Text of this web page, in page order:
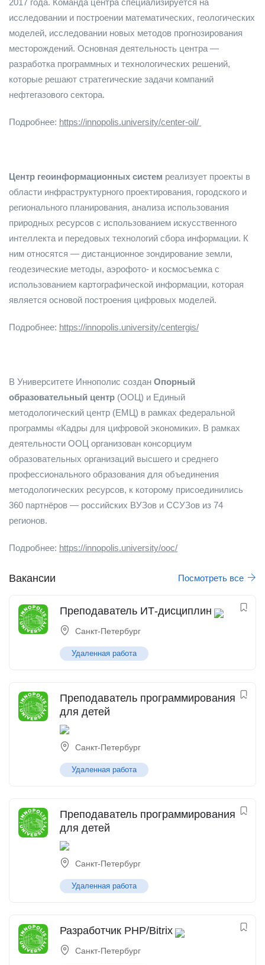
2017 года. Команда центра специализируется на
исследовании и построении математических, геологических
моделей, исследовании новых методов прогнозирования
месторождений. Основная деятельность центра —
разработка программных и технологических решений,
которые решают стратегические задачи компаний
нефтегазового сектора.
Подробнее: https://innopolis.university/center-oil/
Центр геоинформационных систем реализует проекты в
области инфраструктурного проектирования, городского и
регионального планирования, анализа использования
природных ресурсов с использованием искусственного
интеллекта и передовых технологий сбора информации. К
ним относятся — дистанционное зондирование земли,
геодезические методы, аэрофото- и космосъемка с
использованием картографической информации, которая
является основой построения цифровых моделей.
Подробнее: https://innopolis.university/centergis/
В Университете Иннополис создан Опорный
образовательный центр (ООЦ) и Единый
методологический центр (ЕМЦ) в рамках федеральной
программы «Кадры для цифровой экономики». В рамках
деятельности ООЦ организован консорциум
образовательных организаций высшего и среднего
профессионального образования для объединения
методологических ресурсов, к которому присоединились
360 партнёров — российских ВУЗов и ССУЗов из 74
регионов.
Подробнее: https://innopolis.university/ooc/
Вакансии Посмотреть все
Преподаватель ИТ-дисциплин
Санкт-Петербург
Удаленная работа
Преподаватель программирования
для детей
Санкт-Петербург
Удаленная работа
Преподаватель программирования
для детей
Санкт-Петербург
Удаленная работа
Разработчик PHP/Bitrix
Санкт-Петербург